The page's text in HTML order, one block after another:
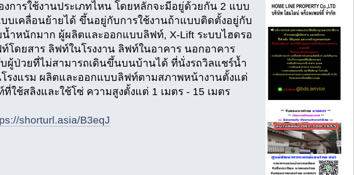
การใช้งานประเภทไหน โดยหลักจะมีอยู่ด้วยกัน 2 แบบ
บเคลื่อนย้ายได้ ขึ้นอยู่กับการใช้งานถ้าแบบติดตั้งอยู่กับ
น้ำหนักมาก ผู้ผลิตและออกแบบลิฟท์, X-Lift ระบบไฮดรอ
ดยสาร ลิฟท์ในโรงงาน ลิฟท์ในอาคาร นอกอาคาร
ผู้ป่วยที่ไม่สามารถเดินขึ้นบนบ้านได้ ที่นั่งรถวิลแชร์น้ำ
รงแรม ผลิตและออกแบบลิฟท์ตามสภาพหน้างานตั้งแต่
ใช้สลิงและใช้โซ่ ความสูงตั้งแต่ 1 เมตร - 15 เมตร
shorturl.asia/B3eqJ